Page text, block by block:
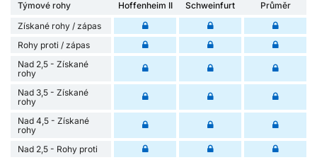
Týmové rohy Hoffenheim II Schweinfurt
Průměr
Získané rohy / zápas
Rohy proti / zápas
Nad 2,5 - Získané
rohy
Nad 3,5 - Získané
rohy
Nad 4,5 - Získané
rohy
Nad 2,5 - Rohy proti